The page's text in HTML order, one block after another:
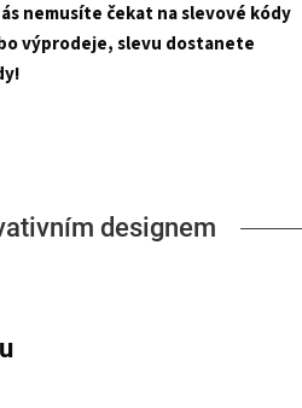
nemusíte čekat na slevové kódy
výprodeje, slevu dostanete
designem